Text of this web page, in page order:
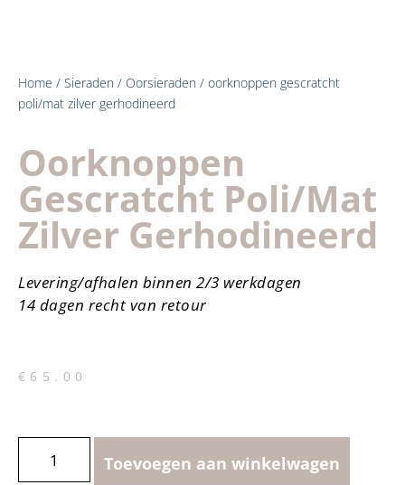
Home / Sieraden / Oorsieraden / oorknoppen gescratcht
poli/mat zilver gerhodineerd
Oorknoppen
Gescratcht Poli/mat
Zilver Gerhodineerd
Levering/afhalen binnen 2/3 werkdagen
14 dagen recht van retour
€ 65.00
Toevoegen aan winkelwagen